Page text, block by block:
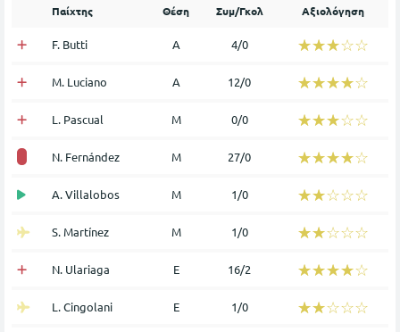
Παίχτης Θέση Συμ/Γκολ Αξιολόγηση
F. Butti Α 4/0 ☆☆☆☆☆
★★★★★
M. Luciano Α 12/0 ☆☆☆☆☆
★★★★★
L. Pascual Μ 0/0 ☆☆☆☆☆
★★★★★
N. Fernández Μ 27/0 ☆☆☆☆☆
★★★★★
A. Villalobos Μ 1/0 ☆☆☆☆☆
★★★★★
S. Martínez Μ 1/0 ☆☆☆☆☆
★★★★★
N. Ulariaga Ε 16/2 ☆☆☆☆☆
★★★★★
L. Cingolani Ε 1/0 ☆☆☆☆☆
★★★★★